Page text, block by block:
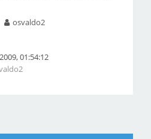
osvaldo2
01:54:12